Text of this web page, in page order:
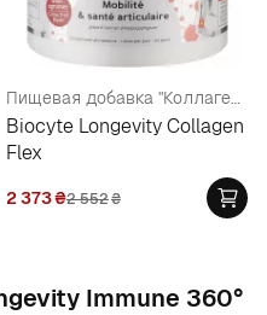
Пищевая добавка "Коллаген Здоровье суставов и подвижность"
Biocyte Longevity Collagen
Flex
2 373₴2 552₴
Immune 360°